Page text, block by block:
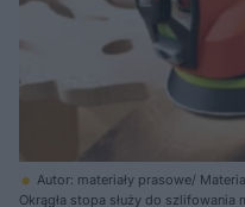
Autor: materiały prasowe/
Okrągła stopa służy do